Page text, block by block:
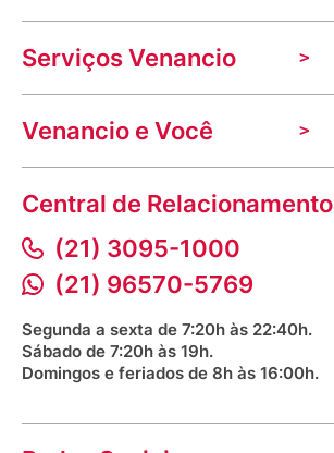
A Venancio
Trabalhe Conosco
Nossas lojas
Indique seu imóvel
Aniversário Venancio 2025
Serviços Venancio
Troca e devolução
Mecânica de promoções
Dúvidas frequentes
Prazos e entregas
Bioimpedância Gratuita
Venancio e Você
VClube - Programa de fidelidade
Fale com o farmacêutico
Fale conosco
Procon RJ
Saúde na praça
Central de Relacionamento
(21) 3095-1000
(21) 96570-5769
Segunda a sexta de 7:20h às 22:40h.
Sábado de 7:20h às 19h.
Domingos e feriados de 8h às 16:00h.